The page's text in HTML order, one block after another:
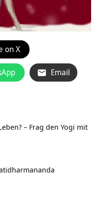
on X
Email
– Frag den Yogi mit